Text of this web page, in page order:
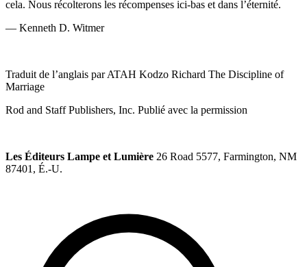
cela. Nous récolterons les récompenses ici-bas et dans l’éternité.
— Kenneth D. Witmer
Traduit de l’anglais par ATAH Kodzo Richard The Discipline of
Marriage
Rod and Staff Publishers, Inc. Publié avec la permission
Les Éditeurs Lampe et Lumière 26 Road 5577, Farmington, NM
87401, É.-U.